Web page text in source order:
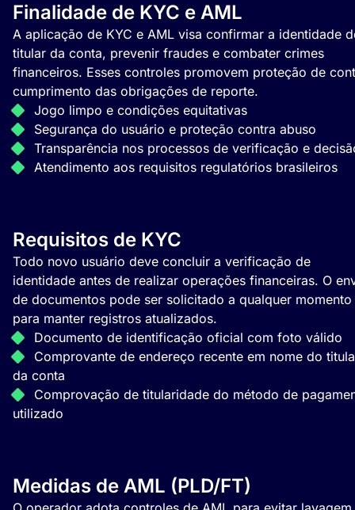
Finalidade de KYC e AML
A aplicação de KYC e AML visa confirmar a identidade
titular da conta, prevenir fraudes e combater crimes
financeiros. Esses controles promovem proteção de
cumprimento das obrigações de reporte.
Jogo limpo e condições equitativas
Segurança do usuário e proteção contra abuso
Transparência nos processos de verificação e
Atendimento aos requisitos regulatórios brasileiros
Requisitos de KYC
Todo novo usuário deve concluir a verificação de
identidade antes de realizar operações financeiras. O
de documentos pode ser solicitado a qualquer momento
para manter registros atualizados.
Documento de identificação oficial com foto válido
Comprovante de endereço recente em nome do
da conta
Comprovação de titularidade do método de
utilizado
Medidas de AML (PLD/FT)